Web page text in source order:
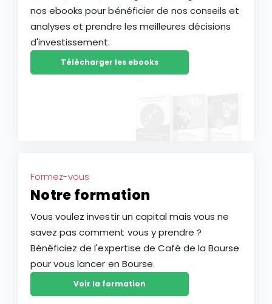
nos ebooks pour bénéficier de nos conseils et
analyses et prendre les meilleures décisions
d'investissement.
Télécharger les ebooks
Formez-vous
Notre formation
Vous voulez investir un capital mais vous ne
savez pas comment vous y prendre ?
Bénéficiez de l'expertise de Café de la Bourse
pour vous lancer en Bourse.
Voir la formation